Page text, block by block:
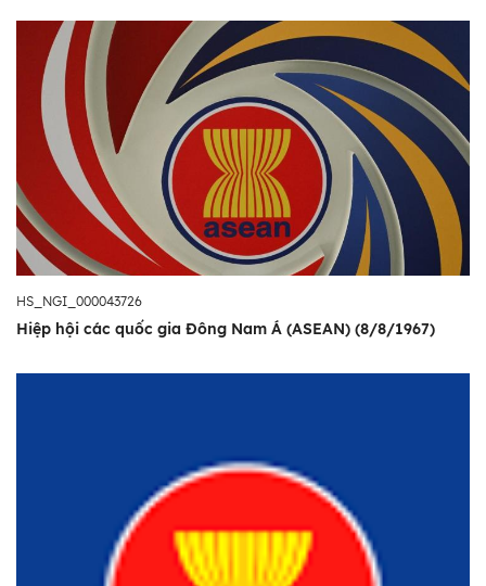
HS_NGI_000043726
Hiệp hội các quốc gia Đông Nam Á (ASEAN) (8/8/1967)